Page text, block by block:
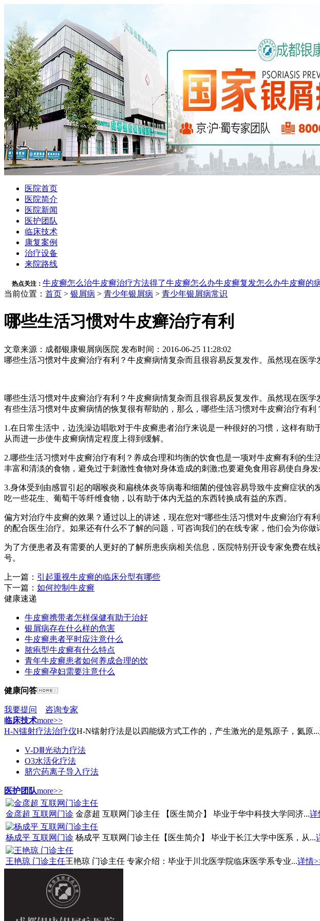
医院首页
医院简介
医院新闻
医护团队
临床技术
康复案例
治疗设备
来院路线
热点关注： 牛皮癣怎么治牛皮癣治疗方法得了牛皮癣怎么办牛皮癣复发怎么办牛皮癣的
当前位置： 首页 > 银屑病 > 青少年银屑病 > 青少年银屑病常识
哪些生活习惯对牛皮癣治疗有利
文章来源：成都银康银屑病医院 发布时间：2016-06-25 11:28:02
哪些生活习惯对牛皮癣治疗有利？牛皮癣病情复杂而且很容易反复发作。虽然现在医
哪些生活习惯对牛皮癣治疗有利？牛皮癣病情复杂而且很容易反复发作。虽然现在医
有些生活习惯对牛皮癣病情的恢复很有帮助的，那么，哪些生活习惯对牛皮癣治疗有利
1.在日常生活中，边洗澡边唱歌对于牛皮癣患者治疗来说是一种很好的习惯，这样有
从而进一步使牛皮癣病情定程度上得到缓解。
2.哪些生活习惯对牛皮癣治疗有利？养成合理和均衡的饮食也是一项对牛皮癣有利的
丰富和清淡的食物，避免过于刺激性食物对身体造成的刺激;也要避免食用容易使自身发
3.身体受到由感冒引起的咽喉炎和扁桃体炎等病毒和细菌的侵蚀容易导致牛皮癣症状
吃一些花生、葡萄干等纤维食物，以有助于体内无益的东西转换成有益的东西。
偏方对治疗牛皮癣的效果？通过以上的讲述，现在您对“哪些生活习惯对牛皮癣治疗
的配合医生治疗。如果还有什么不了解的问题，可咨询我们的在线专家，他们会为你做
为了方便患者及有需要的人更好的了解所患疾病相关信息，医院特别开设专家免费在
号。
上一篇： 引起重视牛皮癣的临床分型有哪些
下一篇： 如何控制牛皮癣
健康速递
牛皮癣携带者怎样保健有助于治好
银屑病存在什么样的危害
牛皮癣患者平时应注意什么
脓疱型牛皮癣有什么特点
青年牛皮癣患者如何养成合理的饮
牛皮癣孕妇需要注意什么
健康问答
我要提问
咨询专家
临床技术more>>
H-N镭射疗法治疗仪H-N镭射疗法是以四能级方式工作的，产生激光的是氖原子，氦原...
V-DⅢ光动力疗法
O3水活化疗法
脐穴药离子导入疗法
医护团队more>>
金彦超 互联网门诊 金彦超 互联网门诊主任 【医生简介】 毕业于华中科技大学同济...详
杨成平 互联网门诊 杨成平 互联网门诊主任【医生简介】 毕业于长江大学中医系，从...
王艳琼 门诊主任王艳琼 门诊主任 专家介绍：毕业于川北医学院临床医学系专业...详情